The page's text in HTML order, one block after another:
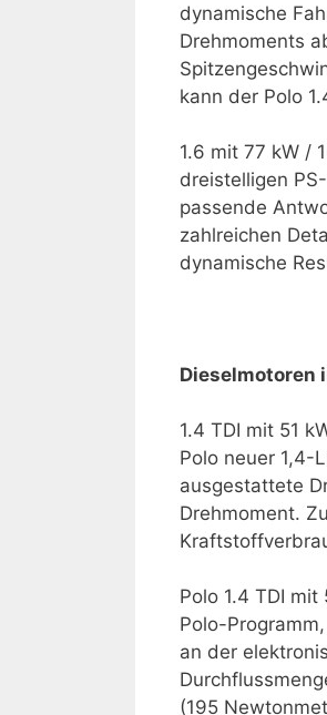
dynamische
Drehmoments
kann der Polo
1.6 mit 77 kW /
dreistelligen
passende
zahlreichen
dynamische
Dieselmotoren
1.4 TDI mit 51
Polo neuer 1,4-
ausgestattete
Drehmoment.
Polo 1.4 TDI
Polo-
an der
(195